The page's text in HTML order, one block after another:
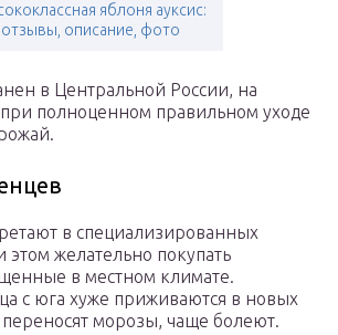
яблоня ауксис:
отзывы, описание, фото
в Центральной России, на
полноценном правильном уходе
в специализированных
этом желательно покупать
в местном климате.
с юга хуже приживаются в новых
переносят морозы, чаще болеют.